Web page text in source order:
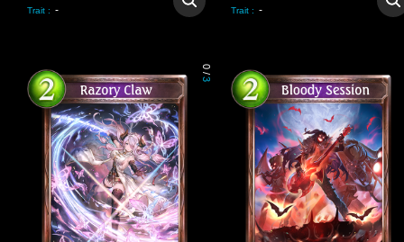
Trait : - Trait : -
0
/
3